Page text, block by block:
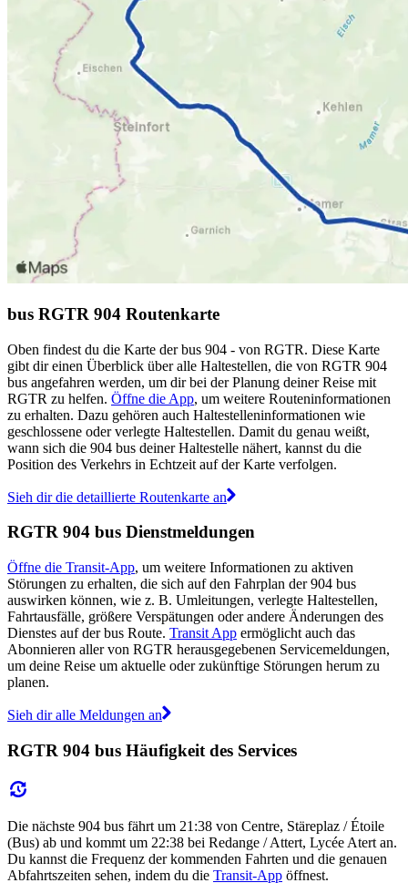
bus RGTR 904 Routenkarte
Oben findest du die Karte der bus 904 - von RGTR. Diese Karte
gibt dir einen Überblick über alle Haltestellen, die von RGTR 904
bus angefahren werden, um dir bei der Planung deiner Reise mit
RGTR zu helfen. Öffne die App, um weitere Routeninformationen
zu erhalten. Dazu gehören auch Haltestelleninformationen wie
geschlossene oder verlegte Haltestellen. Damit du genau weißt,
wann sich die 904 bus deiner Haltestelle nähert, kannst du die
Position des Verkehrs in Echtzeit auf der Karte verfolgen.
Sieh dir die detaillierte Routenkarte an
RGTR 904 bus Dienstmeldungen
Öffne die Transit-App, um weitere Informationen zu aktiven
Störungen zu erhalten, die sich auf den Fahrplan der 904 bus
auswirken können, wie z. B. Umleitungen, verlegte Haltestellen,
Fahrtausfälle, größere Verspätungen oder andere Änderungen des
Dienstes auf der bus Route. Transit App ermöglicht auch das
Abonnieren aller von RGTR herausgegebenen Servicemeldungen,
um deine Reise um aktuelle oder zukünftige Störungen herum zu
planen.
Sieh dir alle Meldungen an
RGTR 904 bus Häufigkeit des Services
Die nächste 904 bus fährt um 21:38 von Centre, Stäreplaz / Étoile
(Bus) ab und kommt um 22:38 bei Redange / Attert, Lycée Atert an.
Du kannst die Frequenz der kommenden Fahrten und die genauen
Abfahrtszeiten sehen, indem du die Transit-App öffnest.